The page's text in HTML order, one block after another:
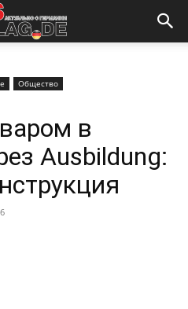
Общество
в
Ausbildung: